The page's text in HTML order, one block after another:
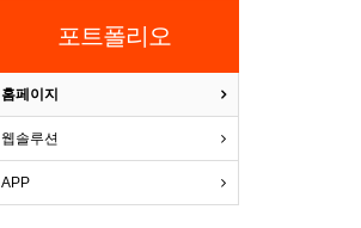
포트폴리오
홈페이지
웹솔루션
APP